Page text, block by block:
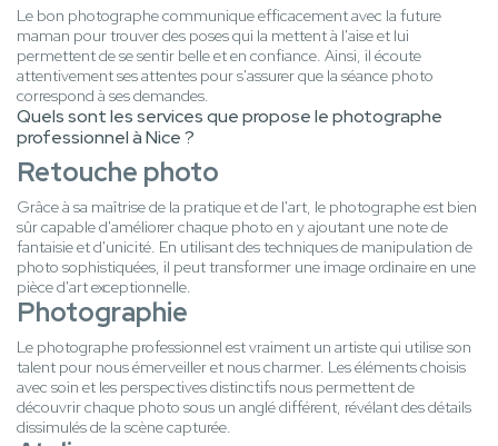
Le bon photographe communique efficacement avec la future
maman pour trouver des poses qui la mettent à l'aise et lui
permettent de se sentir belle et en confiance. Ainsi, il écoute
attentivement ses attentes pour s'assurer que la séance photo
correspond à ses demandes.
Quels sont les services que propose le photographe
professionnel à Nice ?
Retouche photo
Grâce à sa maîtrise de la pratique et de l'art, le photographe est bien
sûr capable d'améliorer chaque photo en y ajoutant une note de
fantaisie et d'unicité. En utilisant des techniques de manipulation de
photo sophistiquées, il peut transformer une image ordinaire en une
pièce d'art exceptionnelle.
Photographie
Le photographe professionnel est vraiment un artiste qui utilise son
talent pour nous émerveiller et nous charmer. Les éléments choisis
avec soin et les perspectives distinctifs nous permettent de
découvrir chaque photo sous un anglé différent, révélant des détails
dissimulés de la scène capturée.